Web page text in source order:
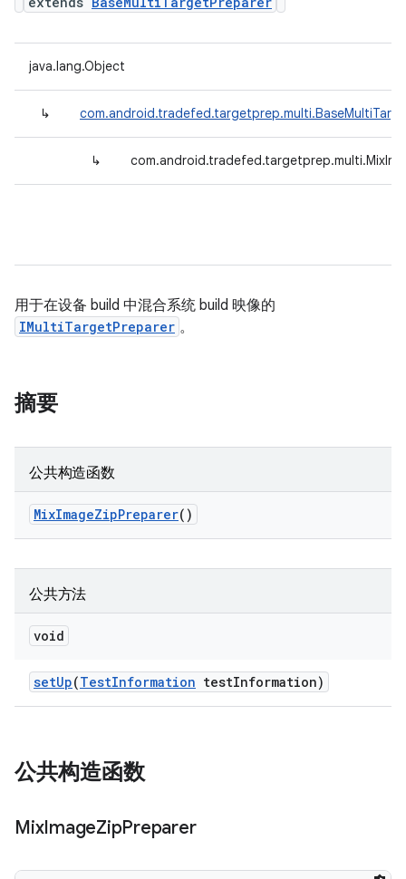
java.lang.Object
↳
↳
用于在设备 build 中混合系统 build 映像的
IMultiTargetPreparer 。
摘要
公共构造函数
MixImageZipPreparer()
公共方法
void
setUp(TestInformation testInformation)
公共构造函数
MixImageZipPreparer